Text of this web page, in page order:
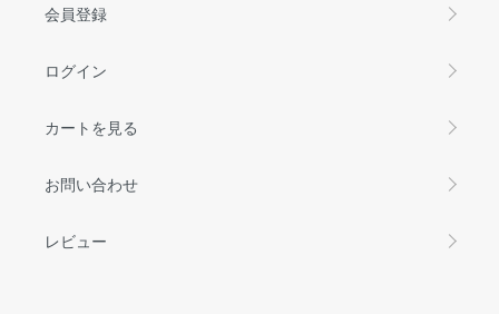
会員登録
ログイン
カートを見る
お問い合わせ
レビュー